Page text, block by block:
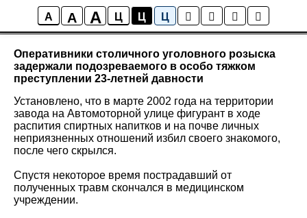
A A A Ц Ц Ц
Новости района Коптево
Оперативники столичного уголовного розыска
задержали подозреваемого в особо тяжком
преступлении 23-летней давности
Установлено, что в марте 2002 года на территории
завода на Автомоторной улице фигурант в ходе
распития спиртных напитков и на почве личных
неприязненных отношений избил своего знакомого,
после чего скрылся.
Спустя некоторое время пострадавший от
полученных травм скончался в медицинском
учреждении.